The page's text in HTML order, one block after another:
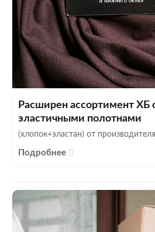
Расширен ассортимент ХБ
эластичными полотнами
(хлопок+эластан) от
Подробнее